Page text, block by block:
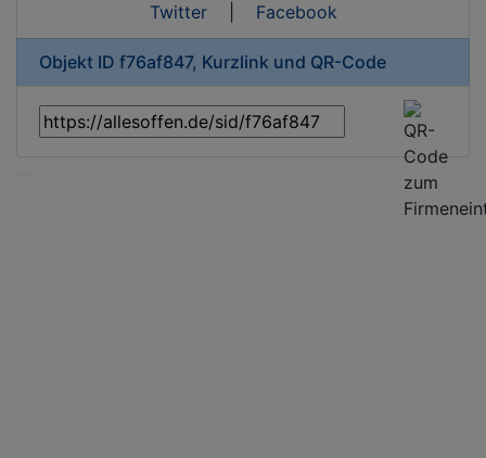
Twitter| Facebook
Objekt ID f76af847, Kurzlink und QR-Code